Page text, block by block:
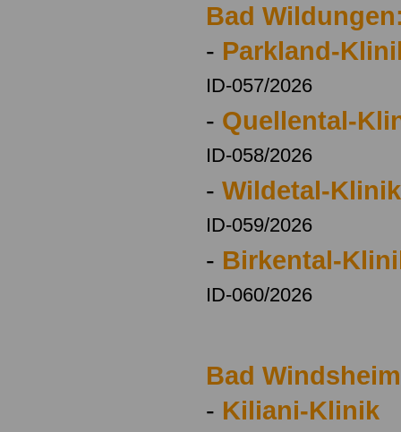
Bad
- Parkland-
ID-057/2026
- Quellental-
ID-058/2026
- Wildetal-Klinik
ID-059/2026
- Birkental-
ID-060/2026
Bad
- Kiliani-Klinik